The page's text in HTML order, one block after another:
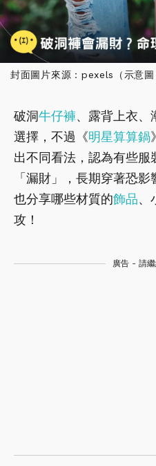
封面圖片來源：pexels（示意圖
破洞牛仔褲、露背上衣、
選擇，不過《明星算算鍋
出不同看法，認為有些服
「漏財」，長期穿著恐影
也分享哪些材質的飾品、
攻！
廣告 - 請